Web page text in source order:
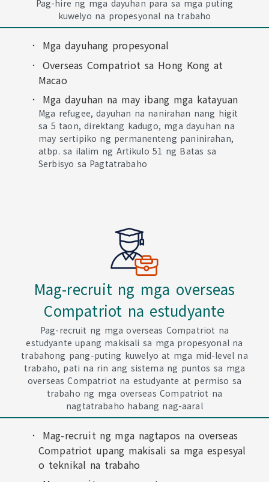
Pag-hire ng mga dayuhan para sa mga puting
kuwelyo na propesyonal na trabaho
Mga dayuhang propesyonal
Overseas Compatriot sa Hong Kong at
Macao
Mga dayuhan na may ibang mga katayuan
Mga refugee, dayuhan na nanirahan nang higit
sa 5 taon, direktang kadugo, mga dayuhan na
may sertipiko ng permanenteng paninirahan,
atbp. sa ilalim ng Artikulo 51 ng Batas sa
Serbisyo sa Pagtatrabaho
Mag-recruit ng mga overseas
Compatriot na estudyante
Pag-recruit ng mga overseas Compatriot na
estudyante upang makisali sa mga propesyonal na
trabahong pang-puting kuwelyo at mga mid-level na
trabaho, pati na rin ang sistema ng puntos sa mga
overseas Compatriot na estudyante at permiso sa
trabaho ng mga overseas Compatriot na
nagtatrabaho habang nag-aaral
Mag-recruit ng mga nagtapos na overseas
Compatriot upang makisali sa mga espesyal
o teknikal na trabaho